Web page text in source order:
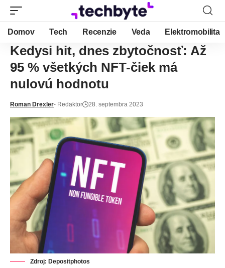
Domov Tech Recenzie Veda Elektromobilita
Kedysi hit, dnes zbytočnosť: Až
95 % všetkých NFT-čiek má
nulovú hodnotu
Roman Drexler- Redaktor 28. septembra 2023
Zdroj: Depositphotos